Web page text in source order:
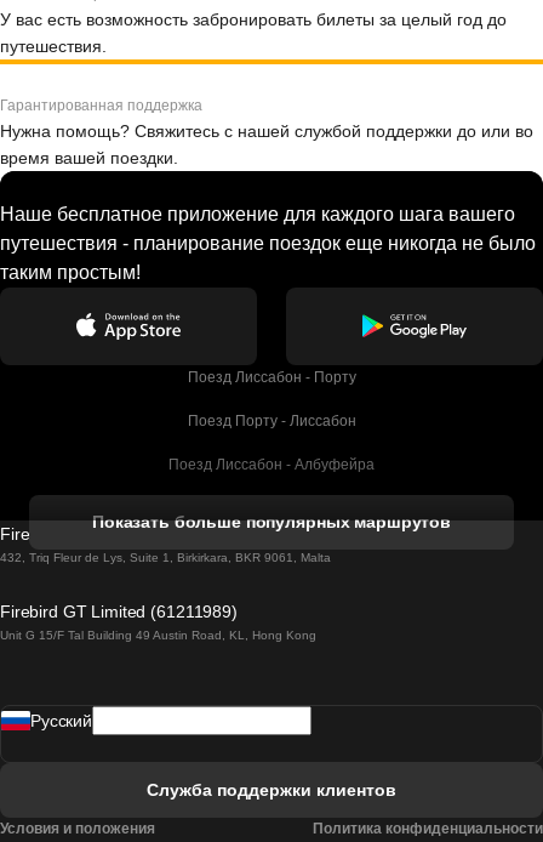
У вас есть возможность забронировать билеты за целый год до
путешествия.
Гарантированная поддержка
Нужна помощь? Свяжитесь с нашей службой поддержки до или во
время вашей поездки.
Наше бесплатное приложение для каждого шага вашего
путешествия - планирование поездок еще никогда не было
таким простым!
Поезд Лиссабон - Порту
Поезд Порту - Лиссабон
Поезд Лиссабон - Албуфейра
Поезд Лиссабон - Лагос
Поезд Лиссабон - Мадрид
Показать больше популярных маршрутов
Firebird GT Limited (OC 1451)
432, Triq Fleur de Lys, Suite 1, Birkirkara, BKR 9061, Malta
Firebird GT Limited (61211989)
Unit G 15/F Tal Building 49 Austin Road, KL, Hong Kong
Pусский
Служба поддержки клиентов
Условия и положения Политика конфиденциальности